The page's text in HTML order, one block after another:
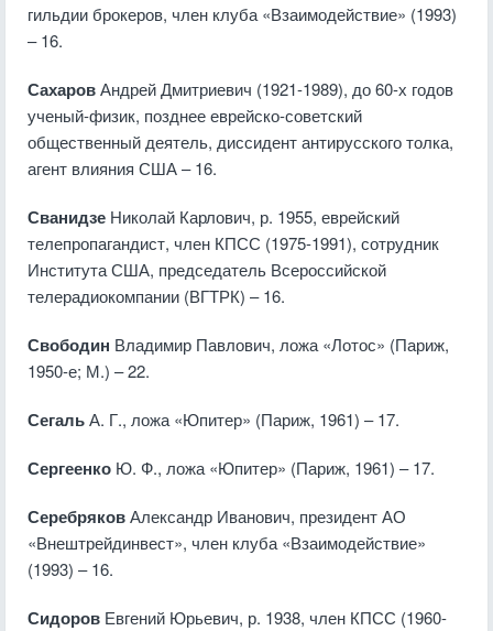
гильдии брокеров, член клуба «Взаимодействие» (1993)
– 16.
СахаровАндрей Дмитриевич (1921-1989), до 60-х годов
ученый-физик, позднее еврейско-советский
общественный деятель, диссидент антирусского толка,
агент влияния США – 16.
Сванидзе Николай Карлович, р. 1955, еврейский
телепропагандист, член КПСС (1975-1991), сотрудник
Института США, председатель Всероссийской
телерадиокомпании (ВГТРК) – 16.
Свободин Владимир Павлович, ложа «Лотос» (Париж,
1950-е; М.) – 22.
СегальА. Г., ложа «Юпитер» (Париж, 1961) – 17.
Сергеенко Ю. Ф., ложа «Юпитер» (Париж, 1961) – 17.
СеребряковАлександр Иванович, президент АО
«Внештрейдинвест», член клуба «Взаимодействие»
(1993) – 16.
Сидоров Евгений Юрьевич, р. 1938, член КПСС (1960-